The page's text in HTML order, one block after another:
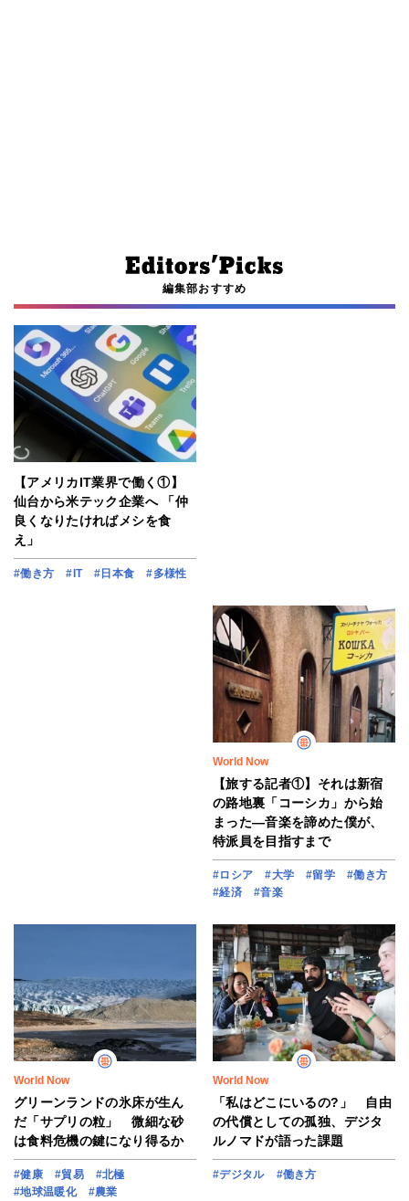
編集部おすすめ
【アメリカIT業界で働く①】
仙台から米テック企業へ 「仲
良くなりたければメシを食
え」
#働き方 #IT #日本食 #多様性
World Now
【旅する記者①】それは新宿
の路地裏「コーシカ」から始
まった―音楽を諦めた僕が、
特派員を目指すまで
#ロシア #大学 #留学
#働き方
#経済
#音楽
World Now
グリーンランドの氷床が生ん
だ「サプリの粒」 微細な砂
は食料危機の鍵になり得るか
#健康 #貿易
#北極
#地球温暖化
#農業
World Now
「私はどこにいるの?」 自由
の代償としての孤独、デジタ
ルノマドが語った課題
#デジタル #働き方